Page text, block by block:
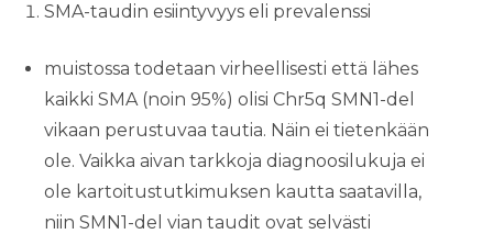
SMA-taudin esiintyvyys eli prevalenssi
muistossa todetaan virheellisesti että lähes
kaikki SMA (noin 95%) olisi Chr5q SMN1-del
vikaan perustuvaa tautia. Näin ei tietenkään
ole. Vaikka aivan tarkkoja diagnoosilukuja ei
ole kartoitustutkimuksen kautta saatavilla,
niin SMN1-del vian taudit ovat selvästi